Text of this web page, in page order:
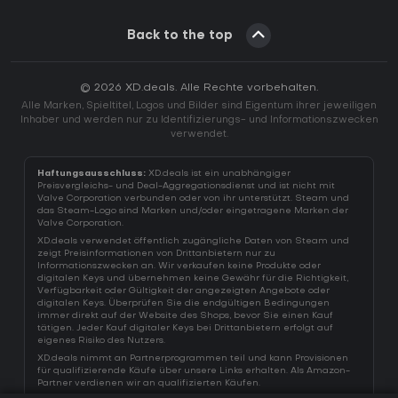
Back to the top
© 2026 XD.deals. Alle Rechte vorbehalten.
Alle Marken, Spieltitel, Logos und Bilder sind Eigentum ihrer jeweiligen
Inhaber und werden nur zu Identifizierungs- und Informationszwecken
verwendet.
Haftungsausschluss: XD.deals ist ein unabhängiger
Preisvergleichs- und Deal-Aggregationsdienst und ist nicht mit
Valve Corporation verbunden oder von ihr unterstützt. Steam und
das Steam-Logo sind Marken und/oder eingetragene Marken der
Valve Corporation.
XD.deals verwendet öffentlich zugängliche Daten von Steam und
zeigt Preisinformationen von Drittanbietern nur zu
Informationszwecken an. Wir verkaufen keine Produkte oder
digitalen Keys und übernehmen keine Gewähr für die Richtigkeit,
Verfügbarkeit oder Gültigkeit der angezeigten Angebote oder
digitalen Keys. Überprüfen Sie die endgültigen Bedingungen
immer direkt auf der Website des Shops, bevor Sie einen Kauf
tätigen. Jeder Kauf digitaler Keys bei Drittanbietern erfolgt auf
eigenes Risiko des Nutzers.
XD.deals nimmt an Partnerprogrammen teil und kann Provisionen
für qualifizierende Käufe über unsere Links erhalten. Als Amazon-
Partner verdienen wir an qualifizierten Käufen.